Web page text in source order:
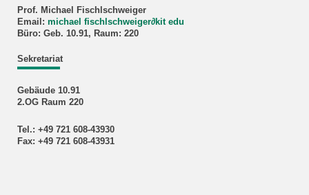
Prof. Michael Fischlschweiger
Email: michael fischlschweiger∂kit edu
Büro: Geb. 10.91, Raum: 220
Sekretariat
Gebäude 10.91
2.OG Raum 220
Tel.: +49 721 608-43930
Fax: +49 721 608-43931